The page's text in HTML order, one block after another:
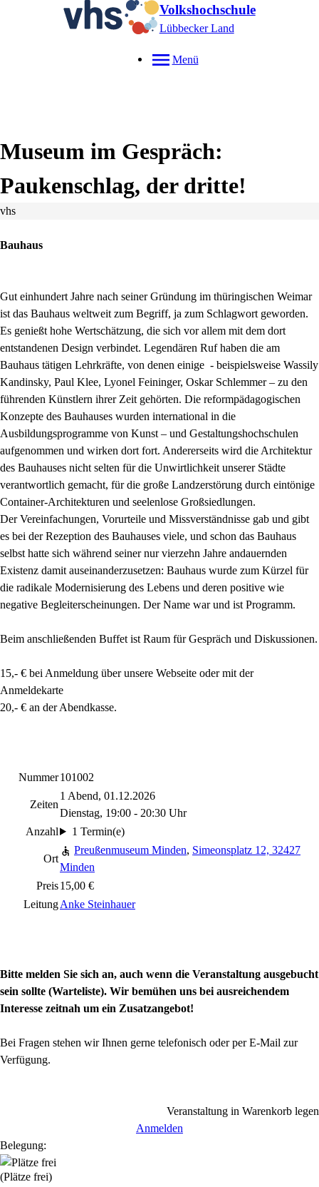
Volkshochschule
Lübbecker Land
Menü
Museum im Gespräch:
Paukenschlag, der dritte!
vhs
Bauhaus
Gut einhundert Jahre nach seiner Gründung im thüringischen Weimar
ist das Bauhaus weltweit zum Begriff, ja zum Schlagwort geworden.
Es genießt hohe Wertschätzung, die sich vor allem mit dem dort
entstandenen Design verbindet. Legendären Ruf haben die am
Bauhaus tätigen Lehrkräfte, von denen einige - beispielsweise Wassily
Kandinsky, Paul Klee, Lyonel Feininger, Oskar Schlemmer – zu den
führenden Künstlern ihrer Zeit gehörten. Die reformpädagogischen
Konzepte des Bauhauses wurden international in die
Ausbildungsprogramme von Kunst – und Gestaltungshochschulen
aufgenommen und wirken dort fort. Andererseits wird die Architektur
des Bauhauses nicht selten für die Unwirtlichkeit unserer Städte
verantwortlich gemacht, für die große Landzerstörung durch eintönige
Container-Architekturen und seelenlose Großsiedlungen.
Der Vereinfachungen, Vorurteile und Missverständnisse gab und gibt
es bei der Rezeption des Bauhauses viele, und schon das Bauhaus
selbst hatte sich während seiner nur vierzehn Jahre andauernden
Existenz damit auseinanderzusetzen: Bauhaus wurde zum Kürzel für
die radikale Modernisierung des Lebens und deren positive wie
negative Begleiterscheinungen. Der Name war und ist Programm.
Beim anschließenden Buffet ist Raum für Gespräch und Diskussionen.
15,- € bei Anmeldung über unsere Webseite oder mit der
Anmeldekarte
20,- € an der Abendkasse.
Nummer101002
Zeiten
1 Abend, 01.12.2026
Dienstag, 19:00 - 20:30 Uhr
Anzahl
1 Termin(e)
Ort
Preußenmuseum Minden, Simeonsplatz 12, 32427
Minden
Preis15,00 €
LeitungAnke Steinhauer
Bitte melden Sie sich an, auch wenn die Veranstaltung ausgebucht
sein sollte (Warteliste). Wir bemühen uns bei ausreichendem
Interesse zeitnah um ein Zusatzangebot!
Bei Fragen stehen wir Ihnen gerne telefonisch oder per E-Mail zur
Verfügung.
Veranstaltung in Warenkorb legen
Anmelden
Belegung:
(Plätze frei)